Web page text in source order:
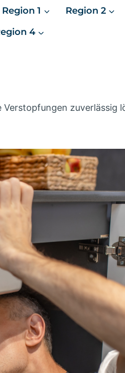
Region 1
Region 2
4
zuverlässig